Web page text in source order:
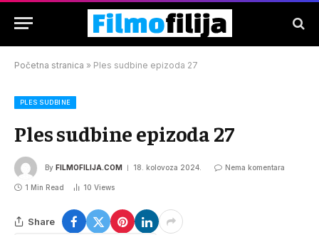
Početna stranica » Ples sudbine epizoda 27
PLES SUDBINE
Ples sudbine epizoda 27
By FILMOFILIJA.COM 18. kolovoza 2024. Nema komentara
1 Min Read 10 Views
Share